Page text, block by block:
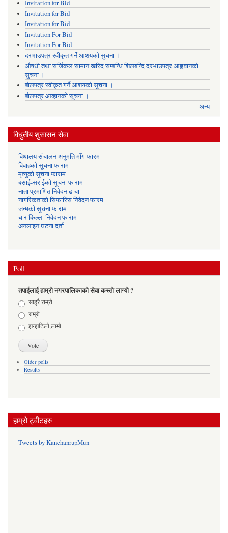
Invitation for Bid
Invitation for Bid
Invitation for Bid
Invitation For Bid
Invitation For Bid
दरभाउपत्र स्वीकृत गर्ने आशयको सुचना ।
औषधी तथा सर्जिकल सामान खरिद सम्बन्धि शिलबन्दि दरभाउपत्र आह्ववानको
सुचना ।
बोलपत्र स्वीकृत गर्ने आशयको सूचना ।
बोलपत्र आव्हानको सूचना ।
अन्य
विधुतीय शुसासन सेवा
विधालय संचालन अनुमति माँग फारम
विवाहको सूचना फाराम
मृत्युको सूचना फाराम
बसाई-सराईको सूचना फाराम
नाता प्रमाणित निवेदन ढाचा
नागरिकताको सिफारिस निवेदन फारम
जन्मको सूचना फाराम
चार किल्ला निवेदन फाराम
अनलाइन घटना दर्ता
Poll
तपाईलाई हाम्रो नगरपालिकाको सेवा कस्तो लाग्यो ?
Choicesसाह्रै राम्रो
राम्रो
झन्झटिलो,लामो
Older polls
Results
हाम्रो ट्वीटहरु
Tweets by KanchanrupMun